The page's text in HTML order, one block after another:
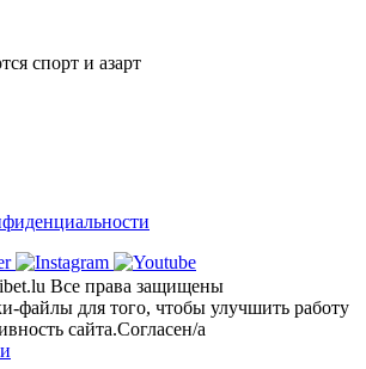
спорт и азарт
Все права защищены
файлы для того, чтобы улучшить работу
сайта.Согласен/а